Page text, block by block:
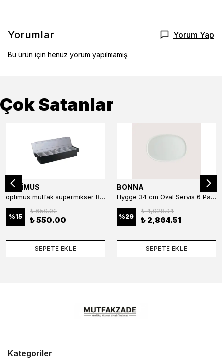
Yorumlar Yorum Yap
Bu ürün için henüz yorum yapılmamış.
Çok Satanlar
OPTİMUS
optimus mutfak supermıkser Bar Konteyner 6'lı 50×16×9 cm Kapaklı Polikarbon Organizer Bar & Kafe
%15
₺ 650.00
₺ 550.00
SEPETE EKLE
BONNA
Hygge 34 cm Oval Servis 6 Parça
%29
₺ 4,028.04
₺ 2,864.51
SEPETE EKLE
Kategoriler